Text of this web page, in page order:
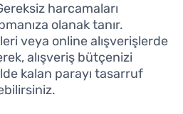
harcamaları
olanak tanır.
veya online alışverişlerde
alışveriş bütçenizi
kalan parayı tasarruf